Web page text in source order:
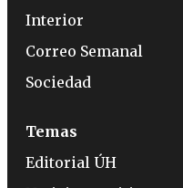
Interior
Correo Semanal
Sociedad
Temas
Editorial ÚH